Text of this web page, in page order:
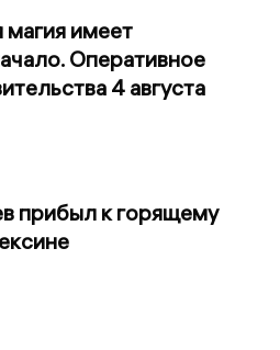
магия имеет
Оперативное
4 августа
прибыл к горящему